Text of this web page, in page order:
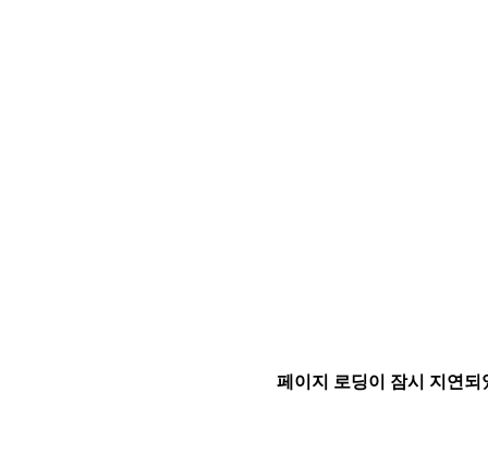
페이지 로딩이 잠시 지연